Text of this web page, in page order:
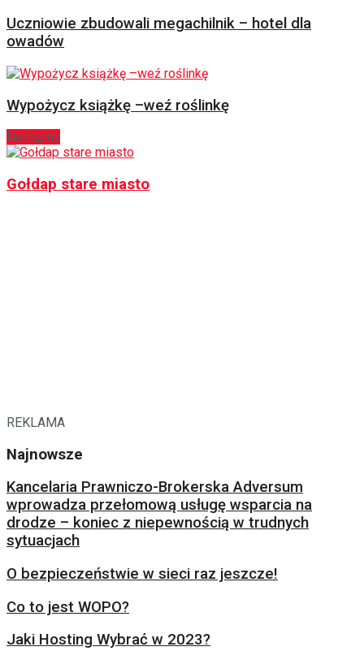
Uczniowie zbudowali megachilnik – hotel dla
owadów
Wypożycz książkę –weź roślinkę
Następny
Gołdap stare miasto
REKLAMA
Najnowsze
Kancelaria Prawniczo-Brokerska Adversum
wprowadza przełomową usługę wsparcia na
drodze – koniec z niepewnością w trudnych
sytuacjach
O bezpieczeństwie w sieci raz jeszcze!
Co to jest WOPO?
Jaki Hosting Wybrać w 2023?